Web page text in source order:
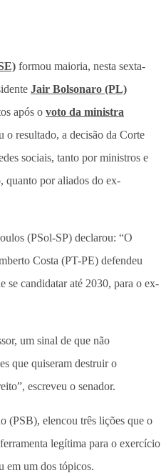
formou maioria, nesta sexta-
Jair Bolsonaro (PL)
após o voto da ministra
o resultado, a decisão da Corte
sociais, tanto por ministros e
quanto por aliados do ex-
(PSol-SP) declarou: “O
Costa (PT-PE) defendeu
se candidatar até 2030, para o ex-
um sinal de que não
que quiseram destruir o
escreveu o senador.
(PSB), elencou três lições que o
legítima para o exercício
em um dos tópicos.